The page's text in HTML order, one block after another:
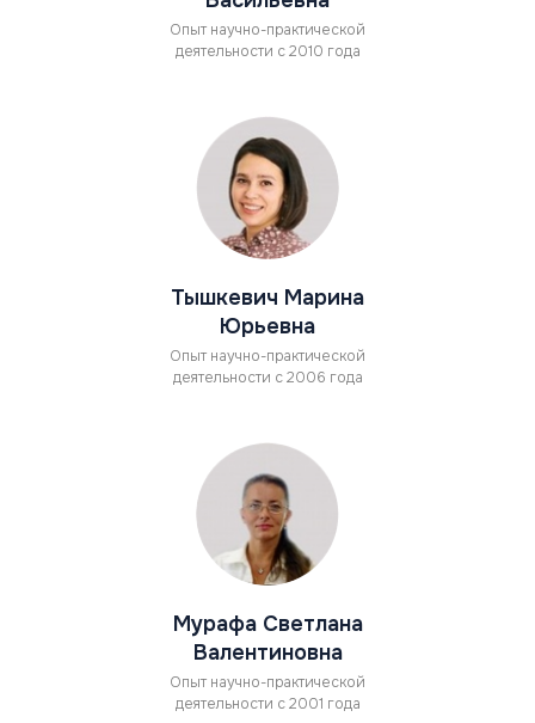
Опыт научно-практической
деятельности с 2010 года
Тышкевич Марина
Юрьевна
Опыт научно-практической
деятельности с 2006 года
Мурафа Светлана
Валентиновна
Опыт научно-практической
деятельности с 2001 года